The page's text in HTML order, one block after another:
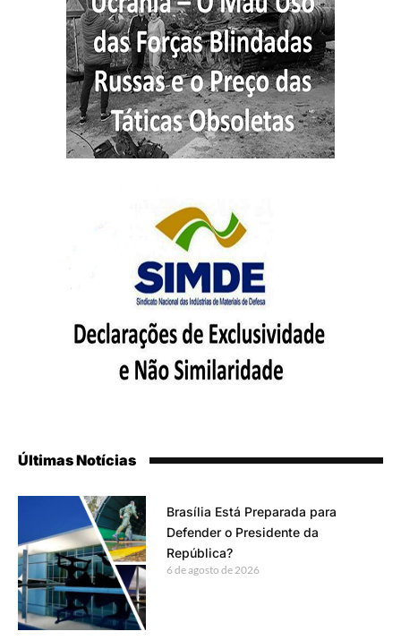
Últimas Notícias
Brasília Está Preparada para
Defender o Presidente da
República?
6 de agosto de 2026